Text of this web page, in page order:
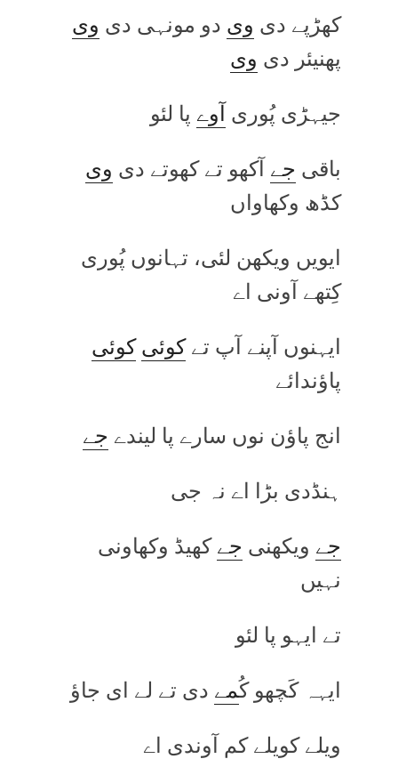
کھڑپے دی وی دو مونہی دی وی
پھنیئر دی وی
جیہڑی پُوریآوے پا لئو
باقی جےآکھو تے کھوتے دی وی
کڈھ وکھاواں
ایویں ویکھن لئی، تہانوں پُوری
کِتھے آونی اے
ایہنوں آپنے آپ تےکوئی کوئی
پاؤندائے
انج پاؤن نوں سارے پا لیندے جے
ہنڈدی بڑا اے نہ جی
جے ویکھنی جےکھیڈ وکھاونی
نہیں
تے ایہو پا لئو
ایہہ کَچھو کُمے دی تے لے ای جاؤ
ویلے کویلے کم آوندی اے